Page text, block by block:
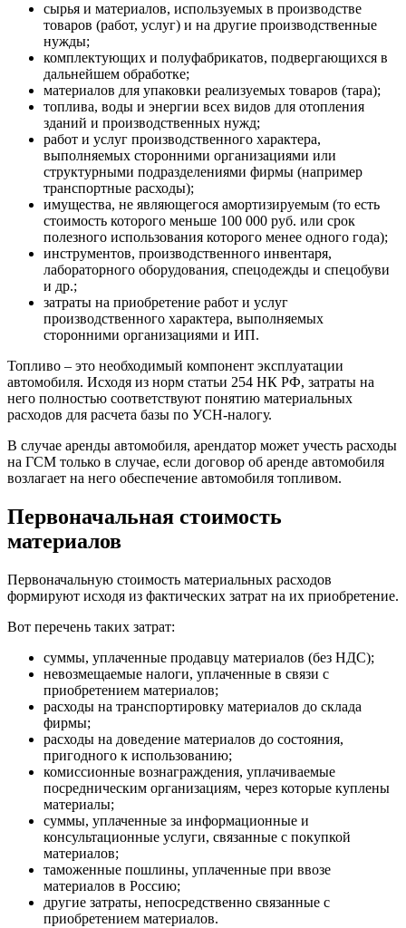
сырья и материалов, используемых в производстве
товаров (работ, услуг) и на другие производственные
нужды;
комплектующих и полуфабрикатов, подвергающихся в
дальнейшем обработке;
материалов для упаковки реализуемых товаров (тара);
топлива, воды и энергии всех видов для отопления
зданий и производственных нужд;
работ и услуг производственного характера,
выполняемых сторонними организациями или
структурными подразделениями фирмы (например
транспортные расходы);
имущества, не являющегося амортизируемым (то есть
стоимость которого меньше 100 000 руб. или срок
полезного использования которого менее одного года);
инструментов, производственного инвентаря,
лабораторного оборудования, спецодежды и спецобуви
и др.;
затраты на приобретение работ и услуг
производственного характера, выполняемых
сторонними организациями и ИП.
Топливо – это необходимый компонент эксплуатации
автомобиля. Исходя из норм статьи 254 НК РФ, затраты на
него полностью соответствуют понятию материальных
расходов для расчета базы по УСН-налогу.
В случае аренды автомобиля, арендатор может учесть расходы
на ГСМ только в случае, если договор об аренде автомобиля
возлагает на него обеспечение автомобиля топливом.
Первоначальная стоимость
материалов
Первоначальную стоимость материальных расходов
формируют исходя из фактических затрат на их приобретение.
Вот перечень таких затрат:
суммы, уплаченные продавцу материалов (без НДС);
невозмещаемые налоги, уплаченные в связи с
приобретением материалов;
расходы на транспортировку материалов до склада
фирмы;
расходы на доведение материалов до состояния,
пригодного к использованию;
комиссионные вознаграждения, уплачиваемые
посредническим организациям, через которые куплены
материалы;
суммы, уплаченные за информационные и
консультационные услуги, связанные с покупкой
материалов;
таможенные пошлины, уплаченные при ввозе
материалов в Россию;
другие затраты, непосредственно связанные с
приобретением материалов.